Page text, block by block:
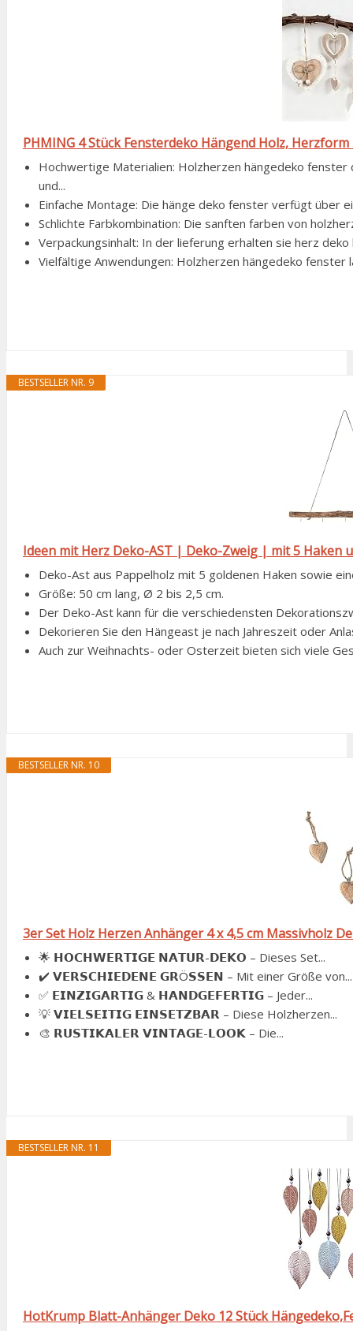
PHMING 4 Stück Fensterdeko Hängend Holz,
Hochwertige Materialien: Holzherzen hängedeko
und...
Einfache Montage: Die hänge deko fenster verfügt über
Schlichte Farbkombination: Die sanften farben von
Verpackungsinhalt: In der lieferung erhalten sie herz
Vielfältige Anwendungen: Holzherzen hängedeko fenster
BESTSELLER NR. 9
Ideen mit Herz Deko-AST | Deko-Zweig | mit 5 Haken
Deko-Ast aus Pappelholz mit 5 goldenen Haken sowie
Größe: 50 cm lang, Ø 2 bis 2,5 cm.
Der Deko-Ast kann für die verschiedensten
Dekorieren Sie den Hängeast je nach Jahreszeit oder
Auch zur Weihnachts- oder Osterzeit bieten sich viele
BESTSELLER NR. 10
3er Set Holz Herzen Anhänger 4 x 4,5 cm Massivholz
🌟 𝗛𝗢𝗖𝗛𝗪𝗘𝗥𝗧𝗜𝗚𝗘 𝗡𝗔𝗧𝗨𝗥-𝗗𝗘𝗞𝗢 – Dieses Set...
✔️ 𝗩𝗘𝗥𝗦𝗖𝗛𝗜𝗘𝗗𝗘𝗡𝗘 𝗚𝗥Ö𝗦𝗦𝗘𝗡 – Mit einer Größe von...
✅ 𝗘𝗜𝗡𝗭𝗜𝗚𝗔𝗥𝗧𝗜𝗚 & 𝗛𝗔𝗡𝗗𝗚𝗘𝗙𝗘𝗥𝗧𝗜𝗚 – Jeder...
💡 𝗩𝗜𝗘𝗟𝗦𝗘𝗜𝗧𝗜𝗚 𝗘𝗜𝗡𝗦𝗘𝗧𝗭𝗕𝗔𝗥 – Diese Holzherzen...
🎨 𝗥𝗨𝗦𝗧𝗜𝗞𝗔𝗟𝗘𝗥 𝗩𝗜𝗡𝗧𝗔𝗚𝗘-𝗟𝗢𝗢𝗞 – Die...
BESTSELLER NR. 11
HotKrump Blatt-Anhänger Deko 12 Stück